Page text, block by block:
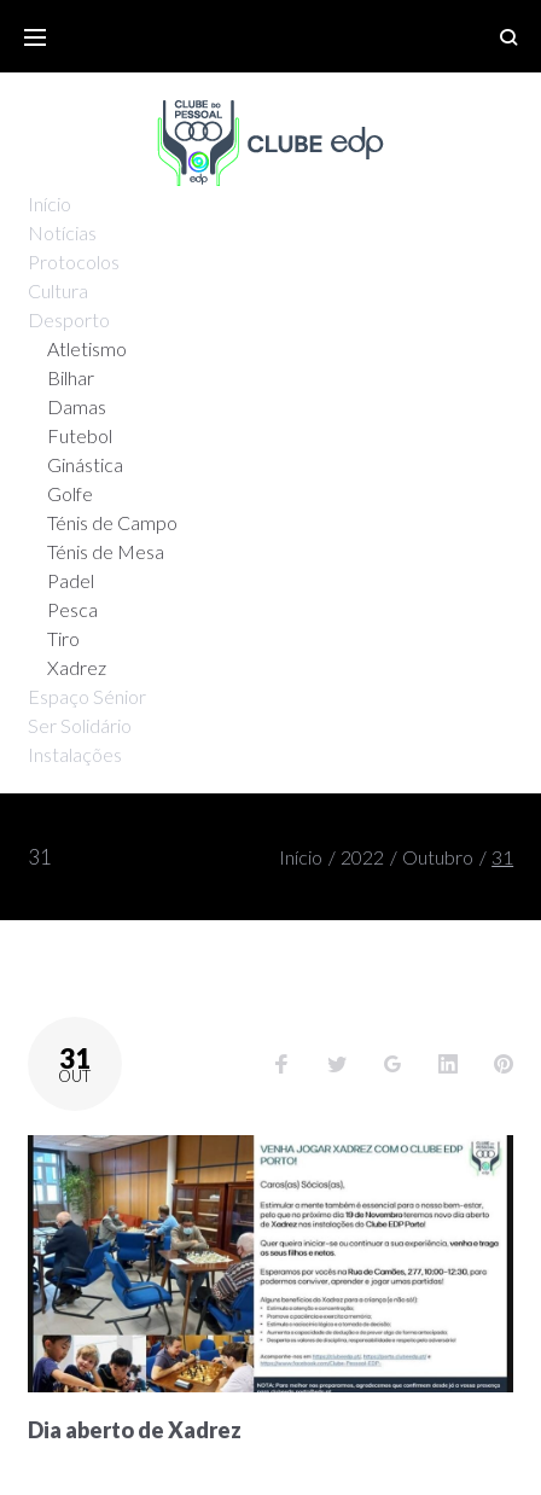
Início
Notícias
Protocolos
Cultura
Desporto
Atletismo
Bilhar
Damas
Futebol
Ginástica
Golfe
Ténis de Campo
Ténis de Mesa
Padel
Pesca
Tiro
Xadrez
Espaço Sénior
Ser Solidário
Instalações
31 Início / 2022 / Outubro / 31
31
OUT
Dia aberto de Xadrez